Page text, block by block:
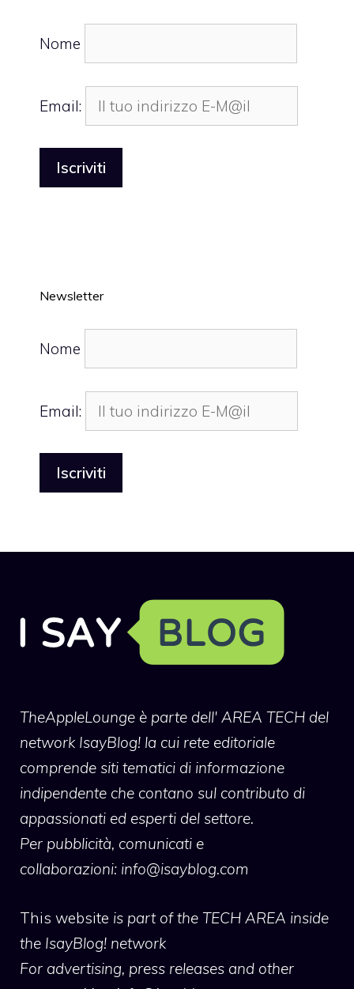
Nome
Email:
Newsletter
Nome
Email:
TheAppleLounge è parte dell' AREA TECH del
network IsayBlog! la cui rete editoriale
comprende siti tematici di informazione
indipendente che contano sul contributo di
appassionati ed esperti del settore.
Per pubblicità, comunicati e
collaborazioni: info@isayblog.com
This website is part of the TECH AREA inside
the IsayBlog! network
For advertising, press releases and other